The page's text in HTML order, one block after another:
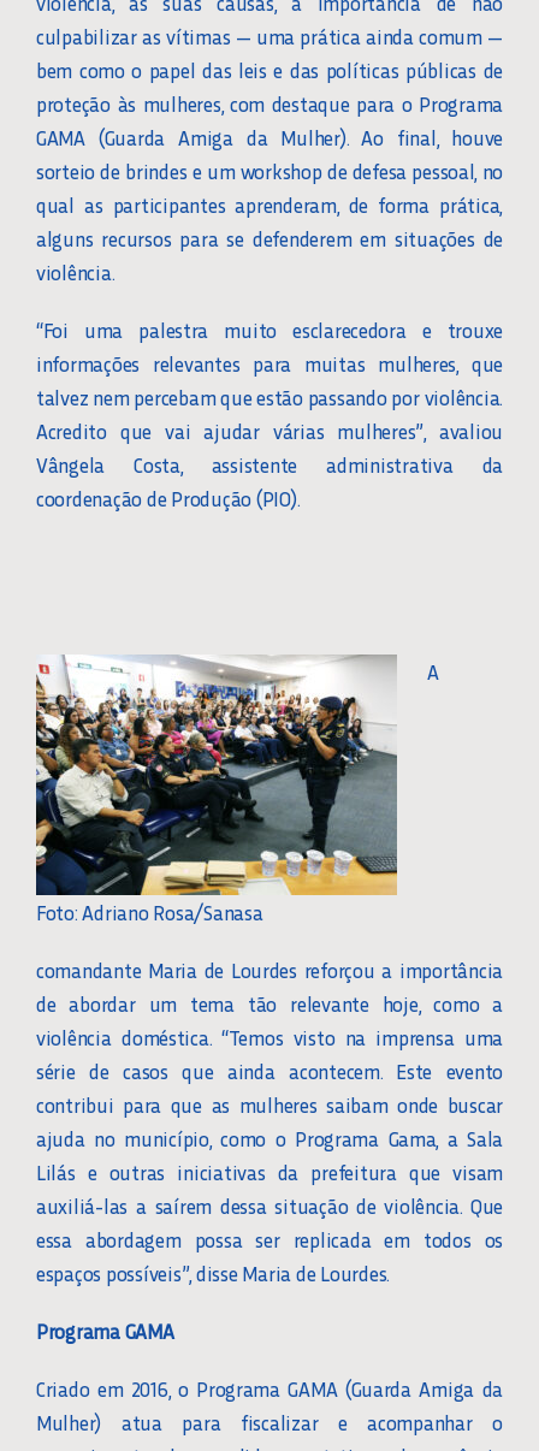
culpabilizar as vítimas — uma prática ainda comum —
bem como o papel das leis e das políticas públicas de
proteção às mulheres, com destaque para o Programa
GAMA (Guarda Amiga da Mulher). Ao final, houve
sorteio de brindes e um workshop de defesa pessoal, no
qual as participantes aprenderam, de forma prática,
alguns recursos para se defenderem em situações de
violência.
“Foi uma palestra muito esclarecedora e trouxe
informações relevantes para muitas mulheres, que
talvez nem percebam que estão passando por violência.
Acredito que vai ajudar várias mulheres”, avaliou
Vângela Costa, assistente administrativa da
coordenação de Produção (PIO).
Foto: Adriano Rosa/Sanasa
A
comandante Maria de Lourdes reforçou a importância
de abordar um tema tão relevante hoje, como a
violência doméstica. “Temos visto na imprensa uma
série de casos que ainda acontecem. Este evento
contribui para que as mulheres saibam onde buscar
ajuda no município, como o Programa Gama, a Sala
Lilás e outras iniciativas da prefeitura que visam
auxiliá-las a saírem dessa situação de violência. Que
essa abordagem possa ser replicada em todos os
espaços possíveis”, disse Maria de Lourdes.
Programa GAMA
Criado em 2016, o Programa GAMA (Guarda Amiga da
Mulher) atua para fiscalizar e acompanhar o